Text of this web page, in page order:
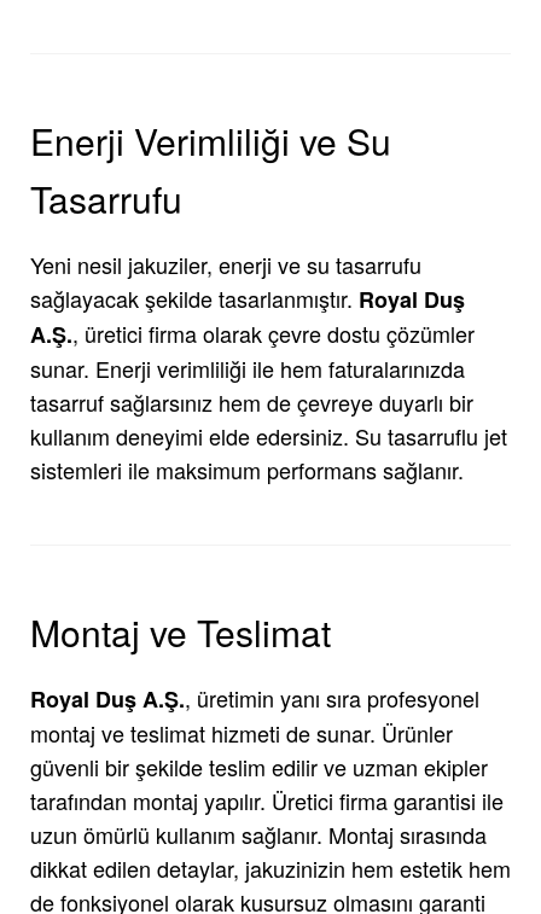
Enerji Verimliliği ve Su
Tasarrufu
Yeni nesil jakuziler, enerji ve su tasarrufu
sağlayacak şekilde tasarlanmıştır. Royal Duş
A.Ş., üretici firma olarak çevre dostu çözümler
sunar. Enerji verimliliği ile hem faturalarınızda
tasarruf sağlarsınız hem de çevreye duyarlı bir
kullanım deneyimi elde edersiniz. Su tasarruflu jet
sistemleri ile maksimum performans sağlanır.
Montaj ve Teslimat
Royal Duş A.Ş., üretimin yanı sıra profesyonel
montaj ve teslimat hizmeti de sunar. Ürünler
güvenli bir şekilde teslim edilir ve uzman ekipler
tarafından montaj yapılır. Üretici firma garantisi ile
uzun ömürlü kullanım sağlanır. Montaj sırasında
dikkat edilen detaylar, jakuzinizin hem estetik hem
de fonksiyonel olarak kusursuz olmasını garanti